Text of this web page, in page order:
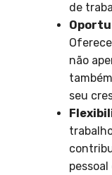
de
não
seu
pessoal